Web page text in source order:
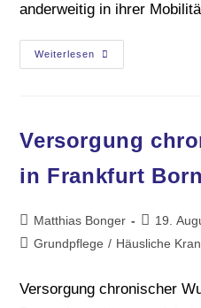
anderweitig in ihrer
Weiterlesen
Versorgung
in Frankfurt
Matthias Bonger
19.
Grundpflege / Häusliche
Versorgung chronischer